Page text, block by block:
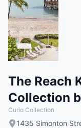
The Reach
Collection
Curio Collection
1435 Simonton